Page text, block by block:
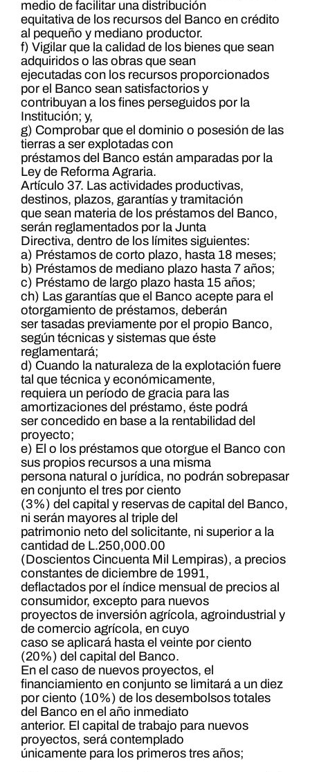
medio de facilitar una distribución
equitativa de los recursos del Banco en crédito
al pequeño y mediano productor.
f) Vigilar que la calidad de los bienes que sean
adquiridos o las obras que sean
ejecutadas con los recursos proporcionados
por el Banco sean satisfactorios y
contribuyan a los fines perseguidos por la
Institución; y,
g) Comprobar que el dominio o posesión de las
tierras a ser explotadas con
préstamos del Banco están amparadas por la
Ley de Reforma Agraria.
Artículo 37. Las actividades productivas,
destinos, plazos, garantías y tramitación
que sean materia de los préstamos del Banco,
serán reglamentados por la Junta
Directiva, dentro de los límites siguientes:
a) Préstamos de corto plazo, hasta 18 meses;
b) Préstamos de mediano plazo hasta 7 años;
c) Préstamo de largo plazo hasta 15 años;
ch) Las garantías que el Banco acepte para el
otorgamiento de préstamos, deberán
ser tasadas previamente por el propio Banco,
según técnicas y sistemas que éste
reglamentará;
d) Cuando la naturaleza de la explotación fuere
tal que técnica y económicamente,
requiera un período de gracia para las
amortizaciones del préstamo, éste podrá
ser concedido en base a la rentabilidad del
proyecto;
e) El o los préstamos que otorgue el Banco con
sus propios recursos a una misma
persona natural o jurídica, no podrán sobrepasar
en conjunto el tres por ciento
(3%) del capital y reservas de capital del Banco,
ni serán mayores al triple del
patrimonio neto del solicitante, ni superior a la
cantidad de L.250,000.00
(Doscientos Cincuenta Mil Lempiras), a precios
constantes de diciembre de 1991,
deflactados por el índice mensual de precios al
consumidor, excepto para nuevos
proyectos de inversión agrícola, agroindustrial y
de comercio agrícola, en cuyo
caso se aplicará hasta el veinte por ciento
(20%) del capital del Banco.
En el caso de nuevos proyectos, el
financiamiento en conjunto se limitará a un diez
por ciento (10%) de los desembolsos totales
del Banco en el año inmediato
anterior. El capital de trabajo para nuevos
proyectos, será contemplado
únicamente para los primeros tres años;